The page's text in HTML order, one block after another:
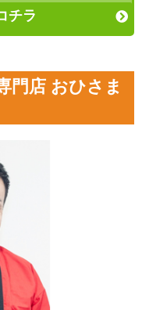
チラ
門店 おひさま